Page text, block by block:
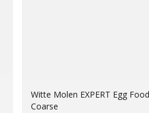
Witte Molen EXPERT Egg Food
Coarse